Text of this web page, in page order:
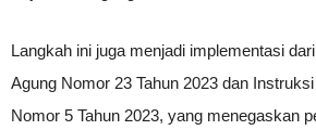
Langkah ini juga menjadi implementasi
Agung Nomor 23 Tahun 2023 dan
Nomor 5 Tahun 2023, yang menegaskan